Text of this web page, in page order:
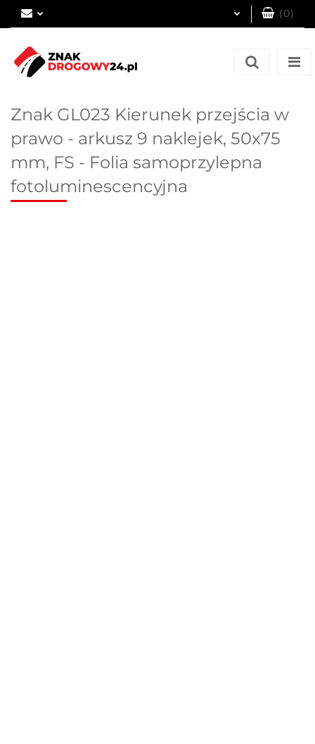
(0)
Znak GL023 Kierunek przejścia w
prawo - arkusz 9 naklejek, 50x75
mm, FS - Folia samoprzylepna
fotoluminescencyjna